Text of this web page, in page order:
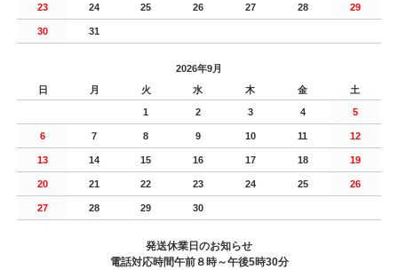
23 24 25 26 27 28 29
30 31
2026年9月
日
月 火 水 木 金 土
1 2 3 4 5
6 7 8 9 10 11 12
13 14 15 16 17 18 19
20 21 22 23 24 25 26
27 28 29 30
発送休業日のお知らせ
電話対応時間午前８時～午後5時30分